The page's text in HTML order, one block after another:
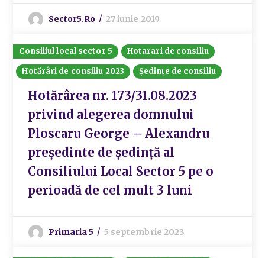
Sector5.ro 27 iunie 2019
Consiliul local sector 5
Hotarari de consiliu
Hotărâri de consiliu 2023
Ședințe de consiliu
Hotărârea nr. 173/31.08.2023
privind alegerea domnului
Ploscaru George – Alexandru
președinte de ședință al
Consiliului Local Sector 5 pe o
perioadă de cel mult 3 luni
Primaria 5 5 septembrie 2023